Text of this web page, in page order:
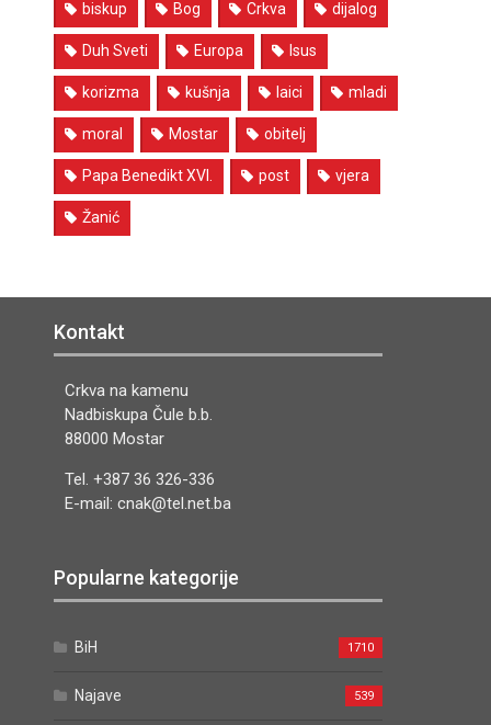
biskup Bog Crkva dijalog
Duh Sveti Europa Isus
korizma kušnja laici mladi
moral Mostar obitelj
Papa Benedikt XVI. post vjera
Žanić
Kontakt
Crkva na kamenu
Nadbiskupa Čule b.b.
88000 Mostar
Tel. +387 36 326-336
E-mail: cnak@tel.net.ba
Popularne kategorije
BiH 1710
Najave 539